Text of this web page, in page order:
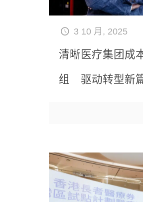
3 10 月, 2025
清晰医疗集团成
组 驱动转型新